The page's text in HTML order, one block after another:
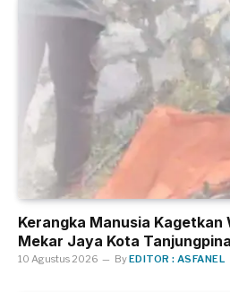
Kerangka Manusia Kagetkan
Mekar Jaya Kota
10 Agustus 2026 ByEDITOR : ASFANEL